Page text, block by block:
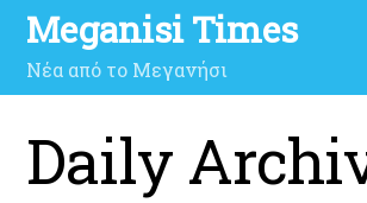
Meganisi Times
Νέα από το Μεγανήσι
Daily